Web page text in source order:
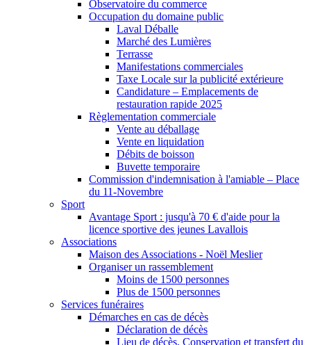
Observatoire du commerce
Occupation du domaine public
Laval Déballe
Marché des Lumières
Terrasse
Manifestations commerciales
Taxe Locale sur la publicité extérieure
Candidature – Emplacements de
restauration rapide 2025
Règlementation commerciale
Vente au déballage
Vente en liquidation
Débits de boisson
Buvette temporaire
Commission d'indemnisation à l'amiable – Place
du 11-Novembre
Sport
Avantage Sport : jusqu'à 70 € d'aide pour la
licence sportive des jeunes Lavallois
Associations
Maison des Associations - Noël Meslier
Organiser un rassemblement
Moins de 1500 personnes
Plus de 1500 personnes
Services funéraires
Démarches en cas de décès
Déclaration de décès
Lieu de décès, Conservation et transfert du